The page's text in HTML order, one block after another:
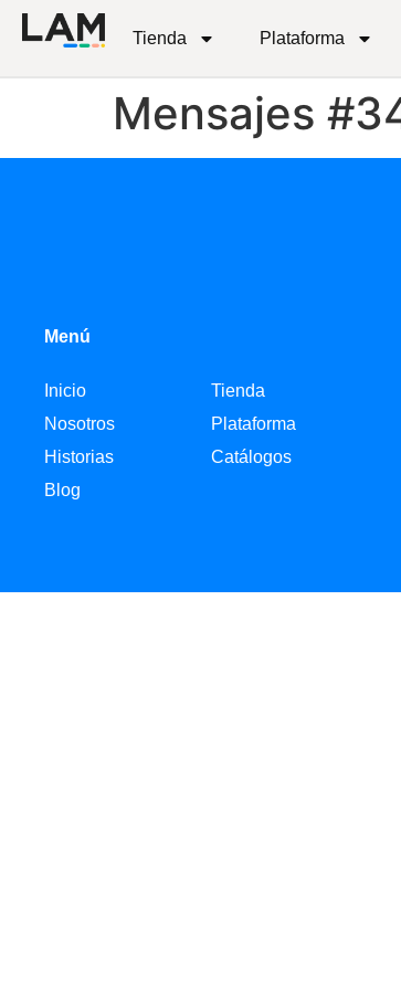
Tienda Plataforma
Mensajes
Menú
Inicio
Nosotros
Historias
Blog
Tienda
Plataforma
Catálogos